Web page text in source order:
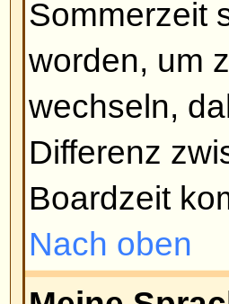
unbekannten
Nach oben
Wie schreibe
Klicken Sie
Button auf der
sein, dass Sie
eine Nachricht